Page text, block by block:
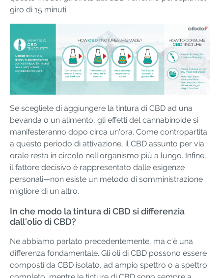
giro di 15 minuti.
Se scegliete di aggiungere la tintura di CBD ad una
bevanda o un alimento, gli effetti del cannabinoide si
manifesteranno dopo circa un'ora. Come contropartita
a questo periodo di attivazione, il CBD assunto per via
orale resta in circolo nell'organismo più a lungo. Infine,
il fattore decisivo è rappresentato dalle esigenze
personali—non esiste un metodo di somministrazione
migliore di un altro.
In che modo la tintura di CBD si differenzia
dall'olio di CBD?
Ne abbiamo parlato precedentemente, ma c'è una
differenza fondamentale. Gli oli di CBD possono essere
composti da CBD isolato, ad ampio spettro o a spettro